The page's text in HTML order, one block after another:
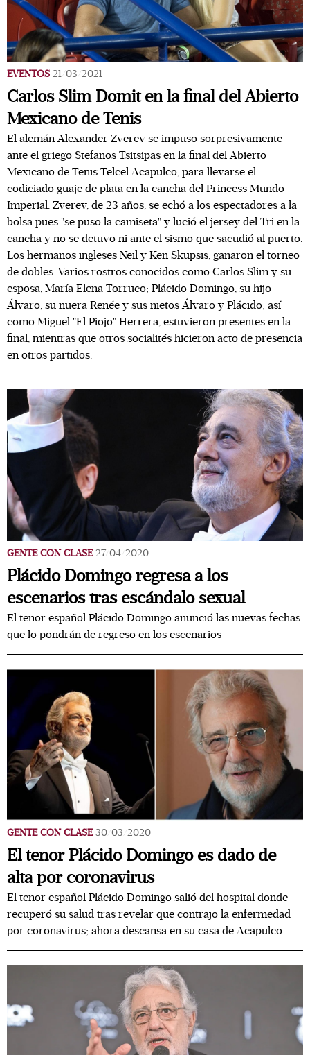
EVENTOS 21/03/2021
Carlos Slim Domit en la final del Abierto
Mexicano de Tenis
El alemán Alexander Zverev se impuso sorpresivamente
ante el griego Stefanos Tsitsipas en la final del Abierto
Mexicano de Tenis Telcel Acapulco, para llevarse el
codiciado guaje de plata en la cancha del Princess Mundo
Imperial. Zverev, de 23 años, se echó a los espectadores a la
bolsa pues "se puso la camiseta" y lució el jersey del Tri en la
cancha y no se detuvo ni ante el sismo que sacudió al puerto.
Los hermanos ingleses Neil y Ken Skupsis, ganaron el torneo
de dobles. Varios rostros conocidos como Carlos Slim y su
esposa, María Elena Torruco; Plácido Domingo, su hijo
Álvaro, su nuera Renée y sus nietos Álvaro y Plácido; así
como Miguel "El Piojo" Herrera, estuvieron presentes en la
final, mientras que otros socialités hicieron acto de presencia
en otros partidos.
GENTE CON CLASE 27/04/2020
Plácido Domingo regresa a los
escenarios tras escándalo sexual
El tenor español Plácido Domingo anunció las nuevas fechas
que lo pondrán de regreso en los escenarios
GENTE CON CLASE 30/03/2020
El tenor Plácido Domingo es dado de
alta por coronavirus
El tenor español Plácido Domingo salió del hospital donde
recuperó su salud tras revelar que contrajo la enfermedad
por coronavirus; ahora descansa en su casa de Acapulco